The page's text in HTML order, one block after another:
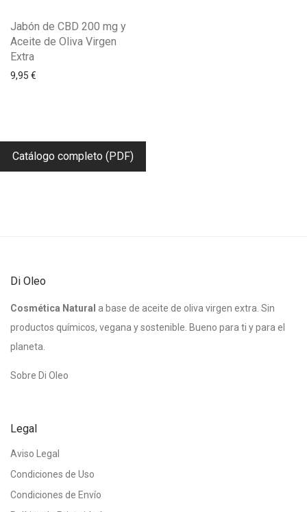
Jabón de CBD 200 mg y
Aceite de Oliva Virgen
Extra
9,95 €
Catálogo completo (PDF)
Di Oleo
Cosmética Natural a base de aceite de oliva virgen extra. Sin
productos químicos, vegana y sostenible. Bueno para ti y para el
planeta.
Sobre Di Oleo
Legal
Aviso Legal
Condiciones de Uso
Condiciones de Envío